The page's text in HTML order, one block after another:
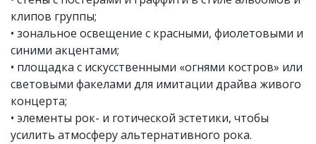
клипов группы;
• зональное освещение с красными, фиолетовыми и
синими акцентами;
• площадка с искусственными «огнями костров» или
световыми факелами для имитации драйва живого
концерта;
• элементы рок- и готической эстетики, чтобы
усилить атмосферу альтернативного рока.